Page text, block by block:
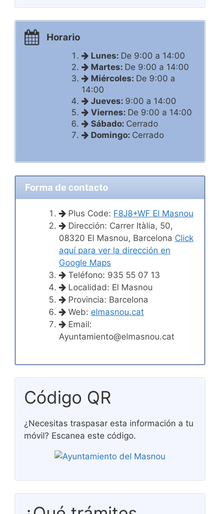
Horario
Lunes: De 9:00 a 14:00
Martes: De 9:00 a 14:00
Miércoles: De 9:00 a
14:00
Jueves: 9:00 a 14:00
Viernes: De 9:00 a 14:00
Sábado: Cerrado
Domingo: Cerrado
Forma de contacto
Plus Code: F8J8+WF El Masnou
Dirección: Carrer Itàlia, 50,
08320 El Masnou, Barcelona Click
aquí para ver la dirección en
Google Maps
Teléfono: 935 55 07 13
Localidad: El Masnou
Provincia: Barcelona
Web: elmasnou.cat
Email:
Ayuntamiento@elmasnou.cat
Código QR
¿Necesitas traspasar esta información a tu
móvil? Escanea este código.